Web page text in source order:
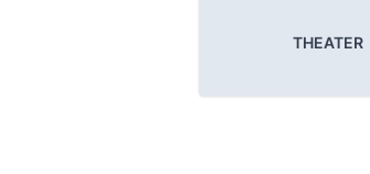
THEATER